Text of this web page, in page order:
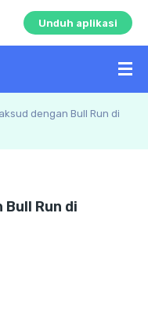
Unduh aplikasi
dengan Bull Run di
Run di